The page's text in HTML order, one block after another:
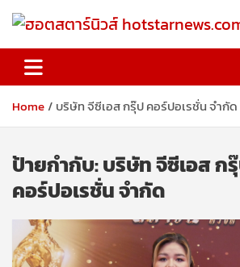
ฮอตสตาร์นิวส์
Home บริษัท จีซีเอส กรุ๊ป คอร์ปอเรชั่น จำกัด
ป้ายกำกับ:บริษัท จีซีเอส ก
คอร์ปอเรชั่น จำกัด